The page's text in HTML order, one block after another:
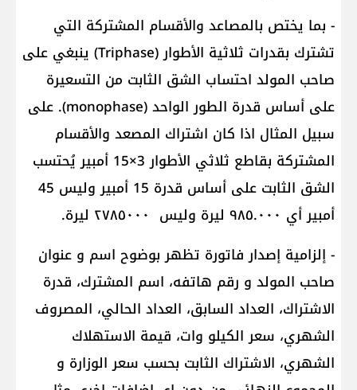
- بما يختص بالمصاعد والأقسام المشتركة التي
تشترك بقدرات ثلاثية الأطوار (Triphase) ينبغي على
صاحب المولد احتساب الشق الثابت من التسعيرة
على أساس قدرة الطور الواحد (monophase). على
سبيل المثال اذا كان اشتراك المصعد والأقسام
المشتركة بقاطع ثلاثي الأطوار 3×15 أمبير يُحتسب
الشق الثابت على أساس قدرة 15 أمبير وليس 45
أمبير أي ٩٨٥.٠٠٠ ليرة وليس ٢٧٨٥٠٠٠ ليرة.
- إلزامية إصدار فاتورة تظهر بوضوح اسم و عنوان
صاحب المولد و رقم هاتفه، اسم المشترك، قدرة
الاشتراك، العداد السابق، العداد الحالي، المصروف
الشهري، سعر الكيلو وات، قيمة الاستهلاك
الشهري، الاشتراك الثابت بحسب سعر الوزارة و